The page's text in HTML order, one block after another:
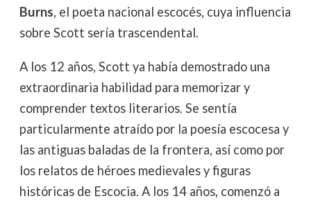
Burns, el poeta nacional escocés, cuya influencia
sobre Scott sería trascendental.
A los 12 años, Scott ya había demostrado una
extraordinaria habilidad para memorizar y
comprender textos literarios. Se sentía
particularmente atraído por la poesía escocesa y
las antiguas baladas de la frontera, así como por
los relatos de héroes medievales y figuras
históricas de Escocia. A los 14 años, comenzó a